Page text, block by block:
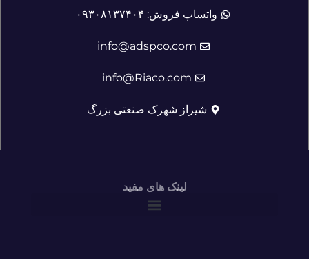
واتساپ فروش: ۰۹۳۰۸۱۳۷۴۰۴
info@adspco.com
info@Riaco.com
شیراز شهرک صنعتی بزرگ
لینک های مفید